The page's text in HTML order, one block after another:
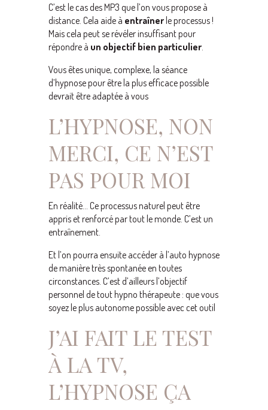
C’est le cas des MP3 que l’on vous propose à
distance. Cela aide à entraînerle processus !
Mais cela peut se révéler insuffisant pour
répondre à un objectif bien particulier.
Vous êtes unique, complexe, la séance
d’hypnose pour être la plus efficace possible
devrait être adaptée à vous
L’HYPNOSE, NON
MERCI, CE N’EST
PAS POUR MOI
En réalité… Ce processus naturel peut être
appris et renforcé par tout le monde. C’est un
entraînement.
Et l’on pourra ensuite accéder à l’auto hypnose
de manière très spontanée en toutes
circonstances. C’est d’ailleurs l’objectif
personnel de tout hypno thérapeute : que vous
soyez le plus autonome possible avec cet outil
J’AI FAIT LE TEST
À LA TV,
L’HYPNOSE ÇA